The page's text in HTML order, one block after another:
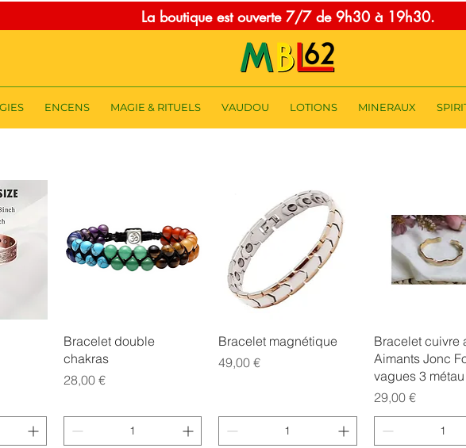
La boutique est ouverte 7/7 de 9h30 à 19h30.
ENCENS MAGIE & RITUELS VAUDOU LOTIONS MINERAUX
Aperçu rapide
Bracelet double
chakras
Prix
28,00 €
Aperçu rapide
Bracelet magnétique
Prix
49,00 €
Aperçu
Bracelet cuivre
Aimants Jonc
vagues 3 métau
Prix
29,00 €